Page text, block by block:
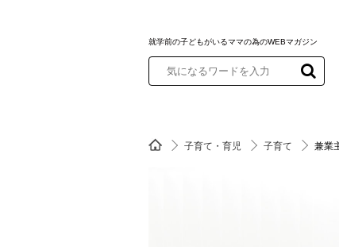
就学前の子どもがいるママの為のWEBマガジン
子育て・育児 子育て 兼業